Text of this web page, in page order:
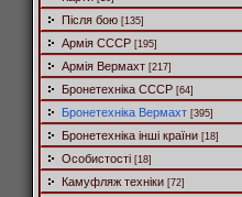
Після бою [135]
Армія СССР [195]
Армія Вермахт [217]
Бронетехніка СССР [64]
Бронетехніка Вермахт [395]
Бронетехніка інші країни [18]
Особистості [18]
Камуфляж техніки [72]